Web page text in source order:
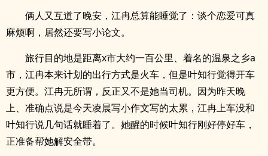
俩人又互道了晚安，江冉总算能睡觉了：谈个恋爱可真
麻烦啊，居然还要写小论文。
旅行目的地是距离x市大约一百公里、着名的温泉之乡a
市，江冉本来计划的出行方式是火车，但是叶知行觉得开车
更方便。江冉无所谓，反正又不是她当司机。因为昨天晚
上、准确点说是今天凌晨写小作文写的太累，江冉上车没和
叶知行说几句话就睡着了。她醒的时候叶知行刚好停好车，
正准备帮她解安全带。